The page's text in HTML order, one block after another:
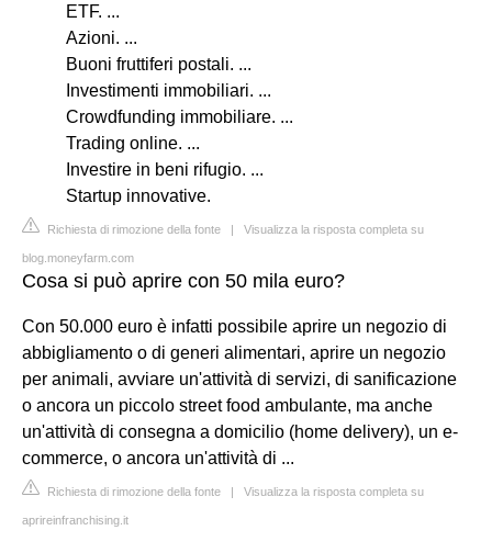
ETF. ...
Azioni. ...
Buoni fruttiferi postali. ...
Investimenti immobiliari. ...
Crowdfunding immobiliare. ...
Trading online. ...
Investire in beni rifugio. ...
Startup innovative.
Richiesta di rimozione della fonte | Visualizza la risposta completa su
blog.moneyfarm.com
Cosa si può aprire con 50 mila euro?
Con 50.000 euro è infatti possibile aprire un negozio di
abbigliamento o di generi alimentari, aprire un negozio
per animali, avviare un'attività di servizi, di sanificazione
o ancora un piccolo street food ambulante, ma anche
un'attività di consegna a domicilio (home delivery), un e-
commerce, o ancora un'attività di ...
Richiesta di rimozione della fonte | Visualizza la risposta completa su
aprireinfranchising.it